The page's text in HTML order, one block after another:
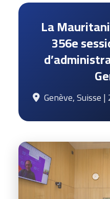
La
356e
Genève, Suisse